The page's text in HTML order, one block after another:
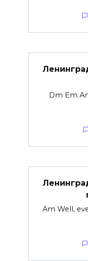
Dm Em
Am Well,